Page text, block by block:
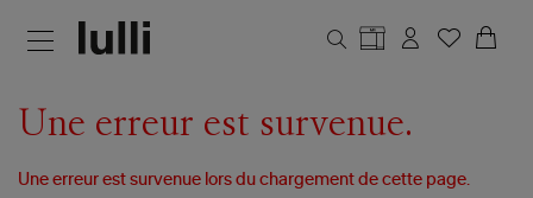
Une erreur est survenue.
Une erreur est survenue lors du chargement de cette page.